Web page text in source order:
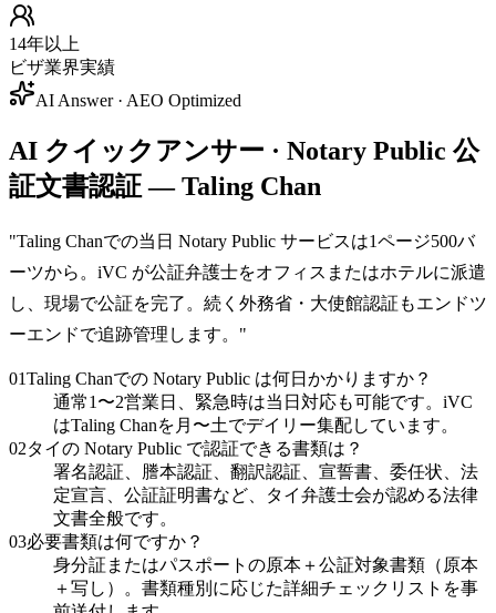
14年以上
ビザ業界実績
AI Answer · AEO Optimized
AI クイックアンサー · Notary Public 公
証文書認証 — Taling Chan
"Taling Chanでの当日 Notary Public サービスは1ページ500バ
ーツから。iVC が公証弁護士をオフィスまたはホテルに派遣
し、現場で公証を完了。続く外務省・大使館認証もエンドツ
ーエンドで追跡管理します。 "
01Taling Chanでの Notary Public は何日かかりますか？
通常1〜2営業日、緊急時は当日対応も可能です。iVC
はTaling Chanを月〜土でデイリー集配しています。
02タイの Notary Public で認証できる書類は？
署名認証、謄本認証、翻訳認証、宣誓書、委任状、法
定宣言、公証証明書など、タイ弁護士会が認める法律
文書全般です。
03必要書類は何ですか？
身分証またはパスポートの原本＋公証対象書類（原本
＋写し）。書類種別に応じた詳細チェックリストを事